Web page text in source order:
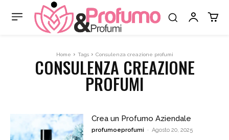
Home Tags Consulenza creazione profumi
CONSULENZA CREAZIONE
PROFUMI
Crea un Profumo Aziendale
profumoeprofumi - Agosto 20, 2025